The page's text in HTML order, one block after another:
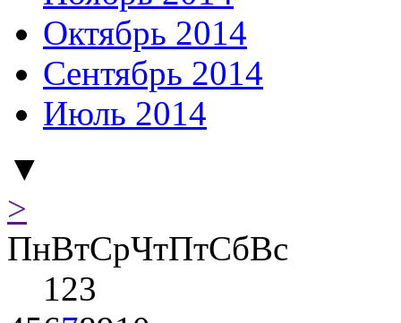
Октябрь 2014
Сентябрь 2014
Июль 2014
▼
>
ПнВтСрЧтПтСбВс
123